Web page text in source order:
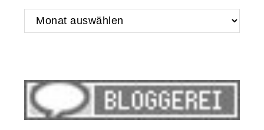
Blog-
Archiv